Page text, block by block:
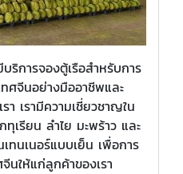
การจองตู้เรือสำหรับการ
ศจีนอย่างมืออาชีพและ
า เรามีความเชี่ยวชาญใน
เรียน ลำไย มะพร้าว และ
ทนเนอร์แบบเย็น เพื่อการ
นให้แก่ลูกค้าของเรา